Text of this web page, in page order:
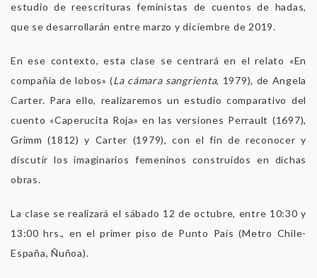
estudio de reescrituras feministas de cuentos de hadas,
que se desarrollarán entre marzo y diciembre de 2019.
En ese contexto, esta clase se centrará en el relato «En
compañía de lobos» (La cámara sangrienta, 1979), de Angela
Carter. Para ello, realizaremos un estudio comparativo del
cuento «Caperucita Roja» en las versiones Perrault (1697),
Grimm (1812) y Carter (1979), con el fin de reconocer y
discutir los imaginarios femeninos construidos en dichas
obras.
La clase se realizará el sábado 12 de octubre, entre 10:30 y
13:00 hrs., en el primer piso de Punto País (Metro Chile-
España, Ñuñoa).